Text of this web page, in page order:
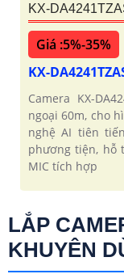
KX-
Giá :5%-35%
KX-
Camera KX-
ngoại 60m, cho
nghệ AI tiên
phương tiện, hỗ
MIC tích hợp
LẮP
KHUYÊN